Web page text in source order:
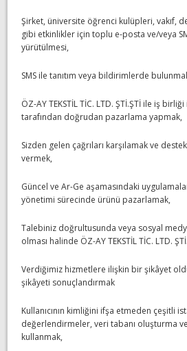
Şirket, üniversite öğrenci kulüpleri, vakıf,
gibi etkinlikler için toplu e-posta ve/veya
yürütülmesi,
SMS ile tanıtım veya bildirimlerde
ÖZ-AY TEKSTİL TİC. LTD. ŞTİ.ŞTİ ile iş
tarafından doğrudan pazarlama yapmak,
Sizden gelen çağrıları karşılamak ve
vermek,
Güncel ve Ar-Ge aşamasındaki
yönetimi sürecinde ürünü pazarlamak,
Talebiniz doğrultusunda veya sosyal
olması halinde ÖZ-AY TEKSTİL TİC. LTD.
Verdiğimiz hizmetlere ilişkin bir şikâyet
şikâyeti sonuçlandırmak
Kullanıcının kimliğini ifşa etmeden çeşitli
değerlendirmeler, veri tabanı oluşturma
kullanmak,